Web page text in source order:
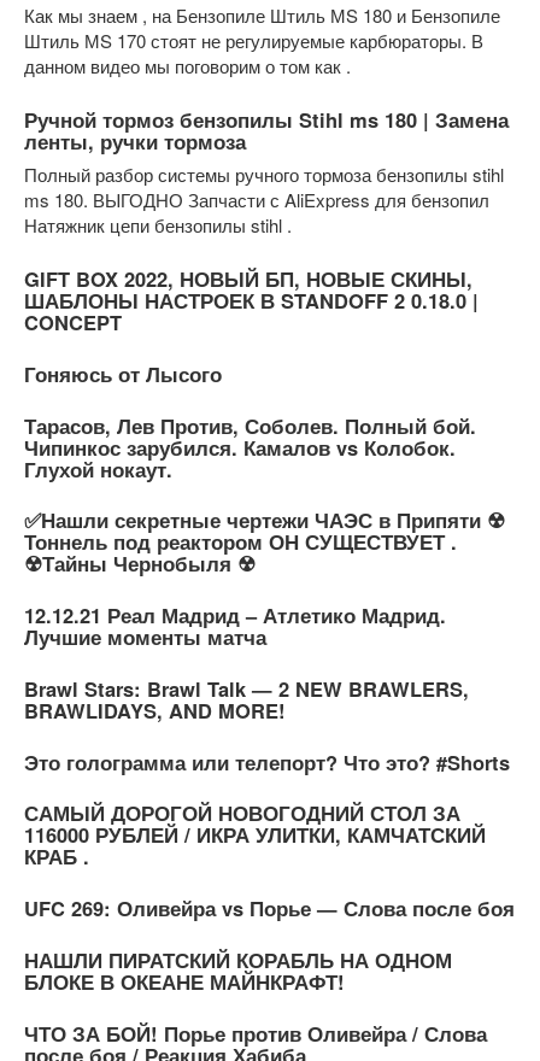
Как мы знаем , на Бензопиле Штиль МS 180 и Бензопиле
Штиль МS 170 стоят не регулируемые карбюраторы. В
данном видео мы поговорим о том как .
Ручной тормоз бензопилы Stihl ms 180 | Замена
ленты, ручки тормоза
Полный разбор системы ручного тормоза бензопилы stihl
ms 180. ВЫГОДНО Запчасти с AliExpress для бензопил
Натяжник цепи бензопилы stihl .
GIFT BOX 2022, НОВЫЙ БП, НОВЫЕ СКИНЫ,
ШАБЛОНЫ НАСТРОЕК В STANDOFF 2 0.18.0 |
CONCEPT
Гоняюсь от Лысого
Тарасов, Лев Против, Соболев. Полный бой.
Чипинкос зарубился. Камалов vs Колобок.
Глухой нокаут.
✅Нашли секретные чертежи ЧАЭС в Припяти ☢
Тоннель под реактором ОН СУЩЕСТВУЕТ .
☢Тайны Чернобыля ☢
12.12.21 Реал Мадрид – Атлетико Мадрид.
Лучшие моменты матча
Brawl Stars: Brawl Talk — 2 NEW BRAWLERS,
BRAWLIDAYS, AND MORE!
Это голограмма или телепорт? Что это? #Shorts
САМЫЙ ДОРОГОЙ НОВОГОДНИЙ СТОЛ ЗА
116000 РУБЛЕЙ / ИКРА УЛИТКИ, КАМЧАТСКИЙ
КРАБ .
UFC 269: Оливейра vs Порье — Слова после боя
НАШЛИ ПИРАТСКИЙ КОРАБЛЬ НА ОДНОМ
БЛОКЕ В ОКЕАНЕ МАЙНКРАФТ!
ЧТО ЗА БОЙ! Порье против Оливейра / Слова
после боя / Реакция Хабиба